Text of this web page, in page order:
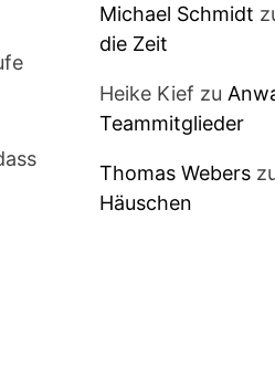
Michael Schmidt
die Zeit
Heike Kief zu
Teammitglieder
Thomas Webers
Häuschen